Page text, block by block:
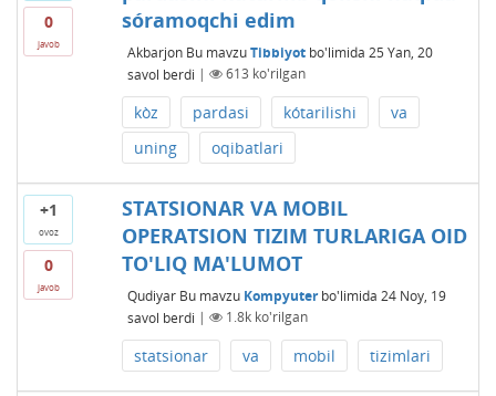
0
javob
sóramoqchi edim
Akbarjon Bu mavzuTibbiyotbo'limida 25 Yan, 20
savol berdi | 613 ko'rilgan
kòz pardasi kótarilishi
va
uning
oqibatlari
+1
ovoz
0
javob
STATSIONAR VA MOBIL
OPERATSION TIZIM TURLARIGA OID
TO'LIQ MA'LUMOT
Qudiyar Bu mavzu Kompyuterbo'limida 24 Noy, 19
savol berdi | 1.8kko'rilgan
statsionar va mobil tizimlari